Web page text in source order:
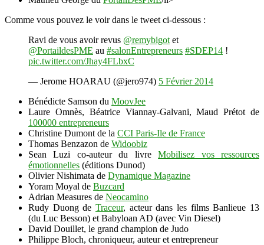
Comme vous pouvez le voir dans le tweet ci-dessous :
Ravi de vous avoir revus @remybigot et
@PortaildesPME au #salonEntrepreneurs #SDEP14 !
pic.twitter.com/Jhay4FLbxC
— Jerome HOARAU (@jero974) 5 Février 2014
Bénédicte Samson du MoovJee
Laure Omnès, Béatrice Viannay-Galvani, Maud Prétot de
100000 entrepreneurs
Christine Dumont de la CCI Paris-Ile de France
Thomas Benzazon de Widoobiz
Sean Luzi co-auteur du livreMobilisez vos ressources
émotionnelles (éditions Dunod)
Olivier Nishimata de Dynamique Magazine
Yoram Moyal de Buzcard
Adrian Measures de Neocamino
Rudy Duong de Traceur, acteur dans les films Banlieue 13
(du Luc Besson) et Babyloan AD (avec Vin Diesel)
David Douillet, le grand champion de Judo
Philippe Bloch, chroniqueur, auteur et entrepreneur